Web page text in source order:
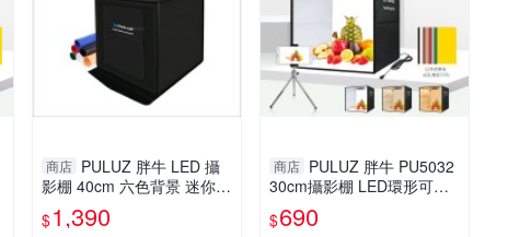
商店 PULUZ 胖牛 LED 攝
影棚 40cm 六色背景 迷你攝
影棚 拍照 柔光箱 簡易影棚
可折疊(新款大燈板)
$1,390
商店 PULUZ 胖牛 PU5032
30cm攝影棚 LED環形可調
燈 六色背板 可折疊收納 攜
帶方便
$690